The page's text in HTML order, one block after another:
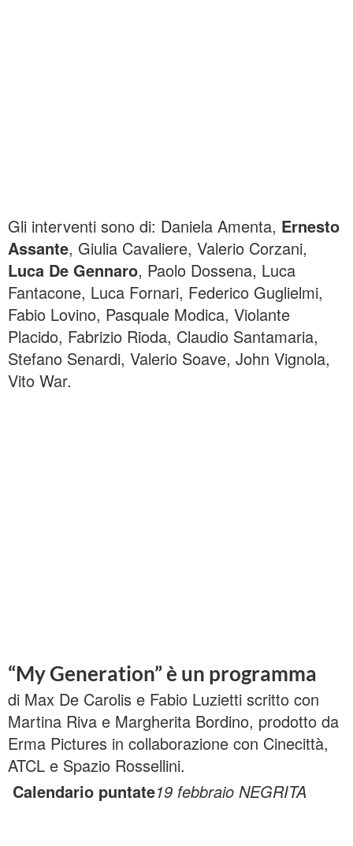
Gli interventi sono di: Daniela Amenta, Ernesto
Assante, Giulia Cavaliere, Valerio Corzani,
Luca De Gennaro, Paolo Dossena, Luca
Fantacone, Luca Fornari, Federico Guglielmi,
Fabio Lovino, Pasquale Modica, Violante
Placido, Fabrizio Rioda, Claudio Santamaria,
Stefano Senardi, Valerio Soave, John Vignola,
Vito War.
“My Generation” è un programma
di Max De Carolis e Fabio Luzietti scritto con
Martina Riva e Margherita Bordino, prodotto da
Erma Pictures in collaborazione con Cinecittà,
ATCL e Spazio Rossellini.
Calendario puntate19 febbraio NEGRITA